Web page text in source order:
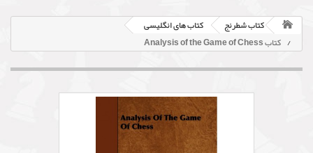
کتاب شطرنج
کتاب های انگلیسی
کتاب Analysis of the Game of Chess